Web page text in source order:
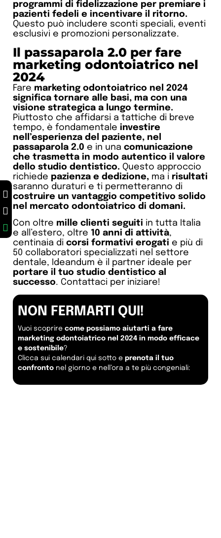
programmi di fidelizzazione per premiare i
pazienti fedeli e incentivare il ritorno.
Questo può includere sconti speciali, eventi
esclusivi e promozioni personalizzate.
Il passaparola 2.0 per fare
marketing odontoiatrico nel
2024
Fare marketing odontoiatrico nel 2024
significa tornare alle basi, ma con una
visione strategica a lungo termine.
Piuttosto che affidarsi a tattiche di breve
tempo, è fondamentale investire
nell’esperienza del paziente, nel
passaparola 2.0 e in una comunicazione
che trasmetta in modo autentico il valore
dello studio dentistico. Questo approccio
richiede pazienza e dedizione, ma i risultati
saranno duraturi e ti permetteranno di
costruire un vantaggio competitivo solido
nel mercato odontoiatrico di domani.
Con oltre mille clienti seguiti in tutta Italia
e all’estero, oltre 10 anni di attività,
centinaia di corsi formativi erogati e più di
50 collaboratori specializzati nel settore
dentale, Ideandum è il partner ideale per
portare il tuo studio dentistico al
successo. Contattaci per iniziare!
NON FERMARTI QUI!
Vuoi scoprire come possiamo aiutarti a fare
marketing odontoiatrico nel 2024 in modo efficace
e sostenibile?
Clicca sui calendari qui sotto e prenota il tuo
confronto nel giorno e nell’ora a te più congeniali: